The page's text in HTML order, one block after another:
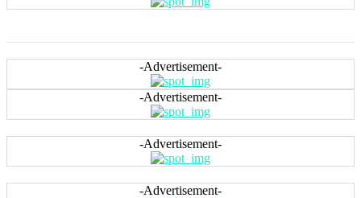
-Advertisement-
-Advertisement-
-Advertisement-
-Advertisement-